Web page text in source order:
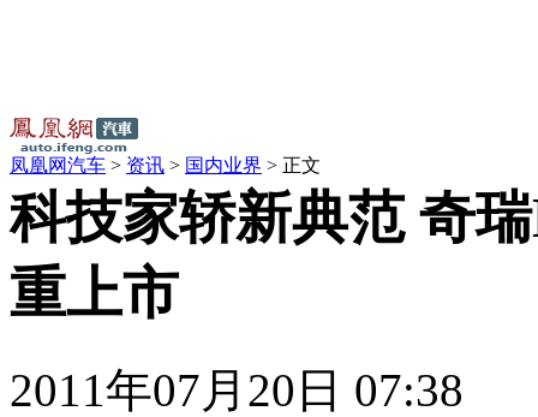
凤凰网汽车 > 资讯 > 国内业界 > 正文
科技家轿新典范 奇
重上市
2011年07月20日 07:38